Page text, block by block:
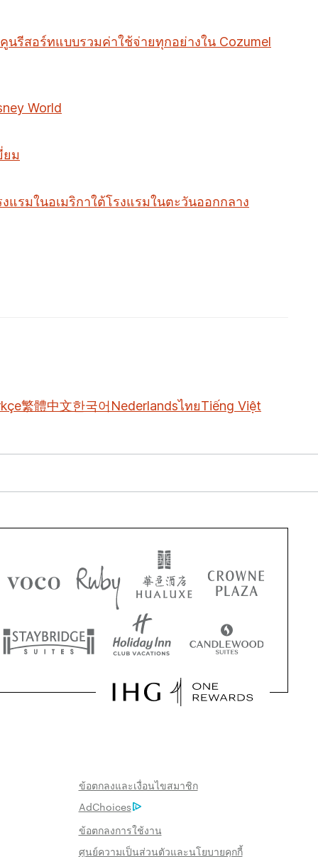
นรีสอร์ทแบบรวมค่าใช้จ่ายทุกอย่างใน Cozumel
World
ยม
งแรมในอเมริกาใต้โรงแรมในตะวันออกกลาง
繁體中文한국어 NederlandsไทยTiếng Việt
ข้อตกลงและเงื่อนไขสมาชิก
AdChoices
ข้อตกลงการใช้งาน
ศูนย์ความเป็นส่วนตัวและนโยบายคุกกี้